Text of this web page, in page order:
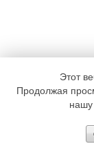
Этот
Продолжая
нашу